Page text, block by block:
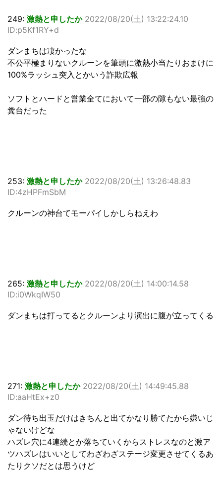
249: 激熱と申したか 2022/08/20(土) 13:22:24.10
ID:p5Kf1RY+d
ダンまちは凄かったな
不公平極まりないクルーンを筆頭に激熱小当たりおまけに
100%ラッシュ突入とかいう詐欺広報
ソフトとハードと営業全てにおいて一部の隙もない最強の
糞台だった
253: 激熱と申したか 2022/08/20(土) 13:26:48.83
ID:4zHPFmSbM
クルーンの神台てモーパイしかしらねえわ
265: 激熱と申したか 2022/08/20(土) 14:00:14.58
ID:i0WkqIW50
ダンまちは打ってるとクルーンより演出に腹が立ってくる
271: 激熱と申したか 2022/08/20(土) 14:49:45.88
ID:aaHtEx+z0
ダン待ち出玉だけはきちんと出てかなり勝てたから嫌いじ
ゃないけどな
ハズレ穴に4連続とか落ちていくからストレスなのと激ア
ツハズレはいいとしてわざわざステージ変更させてくるあ
たりクソだとは思うけど